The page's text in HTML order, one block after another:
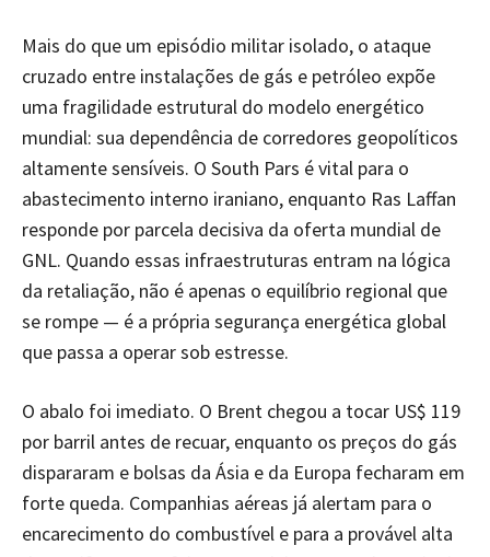
Mais do que um episódio militar isolado, o ataque
cruzado entre instalações de gás e petróleo expõe
uma fragilidade estrutural do modelo energético
mundial: sua dependência de corredores geopolíticos
altamente sensíveis. O South Pars é vital para o
abastecimento interno iraniano, enquanto Ras Laffan
responde por parcela decisiva da oferta mundial de
GNL. Quando essas infraestruturas entram na lógica
da retaliação, não é apenas o equilíbrio regional que
se rompe — é a própria segurança energética global
que passa a operar sob estresse.
O abalo foi imediato. O Brent chegou a tocar US$ 119
por barril antes de recuar, enquanto os preços do gás
dispararam e bolsas da Ásia e da Europa fecharam em
forte queda. Companhias aéreas já alertam para o
encarecimento do combustível e para a provável alta